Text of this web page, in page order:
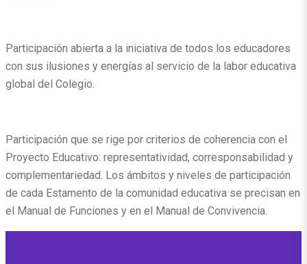
Participación abierta a la iniciativa de todos los educadores
con sus ilusiones y energías al servicio de la labor educativa
global del Colegio.
Participación que se rige por criterios de coherencia con el
Proyecto Educativo: representatividad, corresponsabilidad y
complementariedad. Los ámbitos y niveles de participación
de cada Estamento de la comunidad educativa se precisan en
el Manual de Funciones y en el Manual de Convivencia.